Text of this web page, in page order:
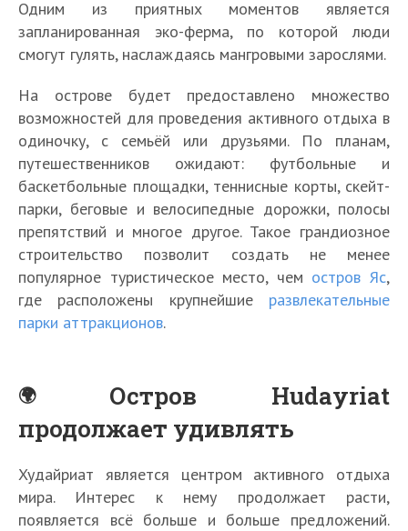
Одним из приятных моментов является
запланированная эко-ферма, по которой люди
смогут гулять, наслаждаясь мангровыми зарослями.
На острове будет предоставлено множество
возможностей для проведения активного отдыха в
одиночку, с семьёй или друзьями. По планам,
путешественников ожидают: футбольные и
баскетбольные площадки, теннисные корты, скейт-
парки, беговые и велосипедные дорожки, полосы
препятствий и многое другое. Такое грандиозное
строительство позволит создать не менее
популярное туристическое место, чем остров Яс,
где расположены крупнейшие развлекательные
парки аттракционов.
Остров Hudayriat
продолжает удивлять
Худайриат является центром активного отдыха
мира. Интерес к нему продолжает расти,
появляется всё больше и больше предложений.